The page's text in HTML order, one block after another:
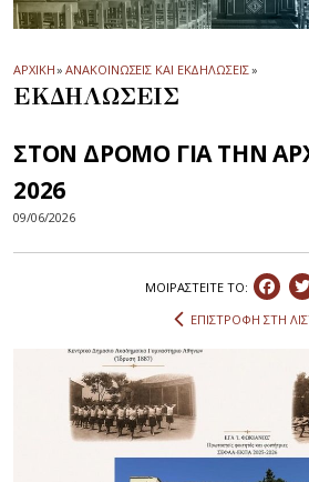
ΑΡΧΙΚΗ» ΑΝΑΚΟΙΝΩΣΕΙΣ ΚΑΙ ΕΚΔΗΛΩΣΕΙΣ»
ΕΚΔΗΛΩΣΕΙΣ
ΣΤΟΝ ΔΡΟΜΟ ΓΙΑ ΤΗΝ
2026
09/06/2026
ΜΟΙΡΑΣΤEIΤΕ ΤΟ:
ΕΠΙΣΤΡΟΦΗ ΣΤΗ